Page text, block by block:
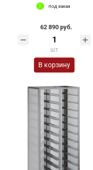
под заказ
62 890 руб.
шт
В корзину